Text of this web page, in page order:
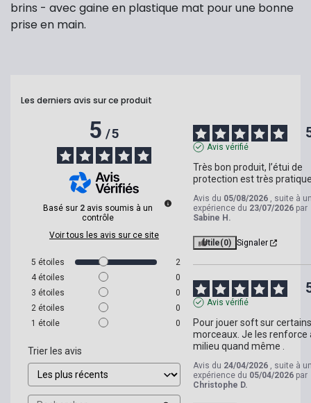
brins - avec gaine en plastique mat pour une bonne
prise en main.
Les derniers avis sur ce produit
5/5
Basé sur 2 avis soumis à un
contrôle
Voir tous les avis sur ce site
5 étoiles
2
4 étoiles
0
3 étoiles
0
2 étoiles
0
1 étoile 0
Trier les avis
Avis vérifié
Très bon produit, l’étui de
protection est très
Avis du 05/08/2026 , suite à
expérience du 23/07/2026 par
Sabine H.
Utile(0) Signaler
Avis vérifié
Pour jouer soft sur certains
morceaux. Je les renforce
milieu quand même .
Avis du 24/04/2026 , suite à
expérience du 05/04/2026 par
Christophe D.